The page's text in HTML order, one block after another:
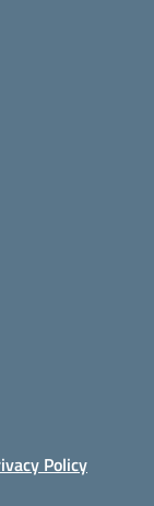
Policy